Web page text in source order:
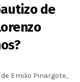
de
Emilio Pinargote,